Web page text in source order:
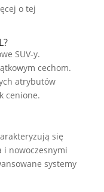
o tej
SUV-y.
cechom.
atrybutów
cenione.
się
i nowoczesnymi
systemy